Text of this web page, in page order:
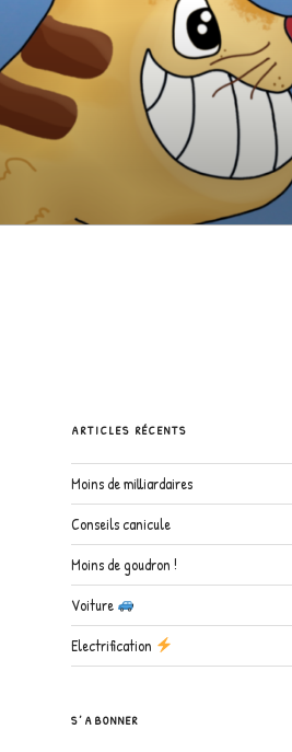
ARTICLES RÉCENTS
Moins de milliardaires
Conseils canicule
Moins de goudron !
Voiture
Electrification
S’ABONNER